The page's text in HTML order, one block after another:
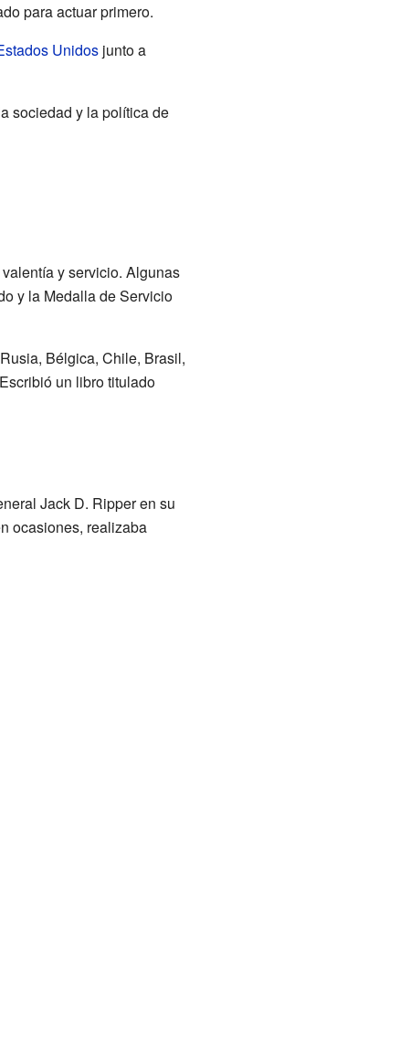
para actuar primero.
Unidosjunto a
sociedad y la política de
y servicio. Algunas
y la Medalla de Servicio
Bélgica, Chile, Brasil,
un libro titulado
Jack D. Ripper en su
ocasiones, realizaba